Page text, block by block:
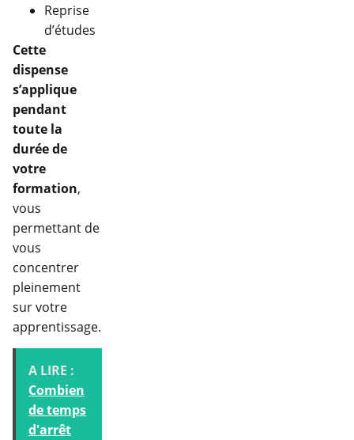
Reprise
d’études
Cette
dispense
s’applique
pendant
toute la
durée de
votre
formation,
vous
permettant de
vous
concentrer
pleinement
sur votre
apprentissage.
A LIRE :
Combien
de temps
d'arrêt